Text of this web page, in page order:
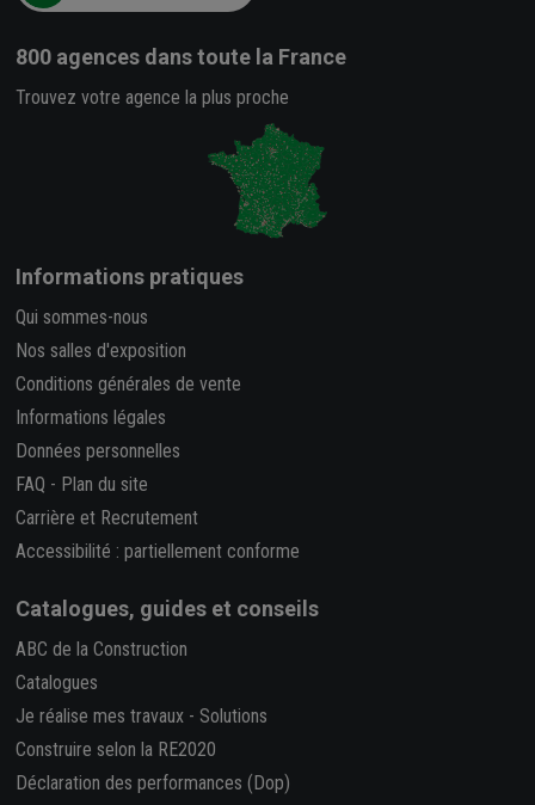
800 agences dans toute la France
Trouvez votre agence la plus proche
Informations pratiques
Qui sommes-nous
Nos salles d'exposition
Conditions générales de vente
Informations légales
Données personnelles
FAQ - Plan du site
Carrière et Recrutement
Accessibilité : partiellement conforme
Catalogues, guides et conseils
ABC de la Construction
Catalogues
Je réalise mes travaux - Solutions
Construire selon la RE2020
Déclaration des performances (Dop)